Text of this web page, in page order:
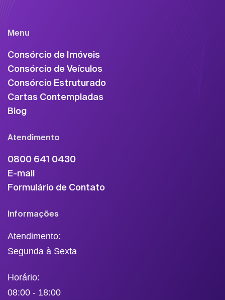
Menu
Consórcio de Imóveis
Consórcio de Veículos
Consórcio Estruturado
Cartas Contempladas
Blog
Atendimento
0800 641 0430
E-mail
Formulário de Contato
Informações
Atendimento:
Segunda à Sexta
Horário:
08:00 - 18:00